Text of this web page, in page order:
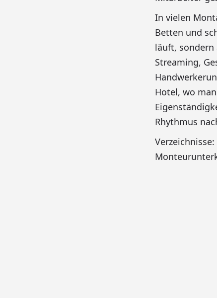
In vielen
Betten und
läuft, sondern
Streaming,
Hotel, wo
Rhythmus